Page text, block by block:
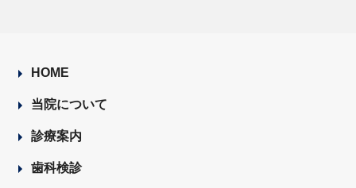
HOME
当院について
診療案内
歯科検診